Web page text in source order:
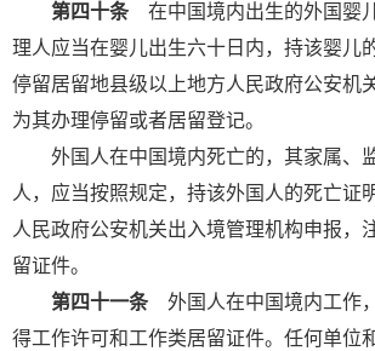
第四十条在中国境内出生的外国婴
理人应当在婴儿出生六十日内，持该婴儿
停留居留地县级以上地方人民政府公安机
为其办理停留或者居留登记。
外国人在中国境内死亡的，其家属、
人，应当按照规定，持该外国人的死亡证
人民政府公安机关出入境管理机构申报，
留证件。
第四十一条外国人在中国境内工作
得工作许可和工作类居留证件。任何单位